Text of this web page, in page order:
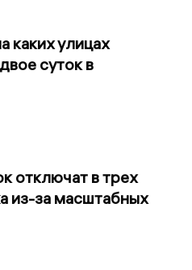
каких улицах
суток в
отключат в трех
из-за масштабных